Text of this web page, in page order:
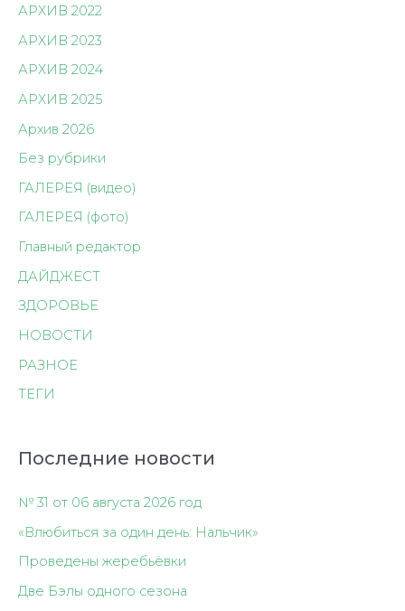
АРХИВ 2022
АРХИВ 2023
АРХИВ 2024
АРХИВ 2025
Архив 2026
Без рубрики
ГАЛЕРЕЯ (видео)
ГАЛЕРЕЯ (фото)
Главный редактор
ДАЙДЖЕСТ
ЗДОРОВЬЕ
НОВОСТИ
РАЗНОЕ
ТЕГИ
Последние новости
№ 31 от 06 августа 2026 год
«Влюбиться за один день: Нальчик»
Проведены жеребьёвки
Две Бэлы одного сезона